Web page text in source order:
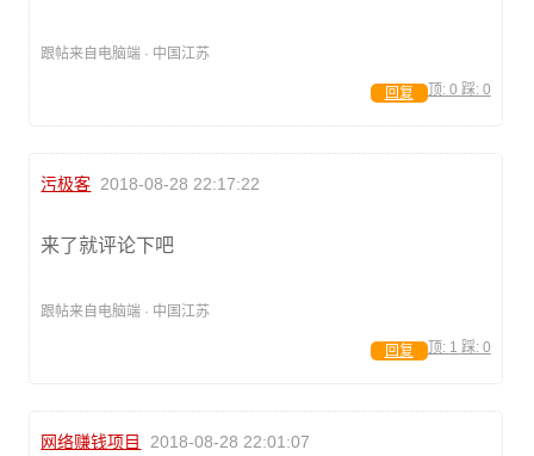
跟帖来自电脑端 · 中国江苏
顶: 0 踩: 0
回复
污极客 2018-08-28 22:17:22
来了就评论下吧
跟帖来自电脑端 · 中国江苏
顶: 1 踩: 0
回复
网络赚钱项目 2018-08-28 22:01:07